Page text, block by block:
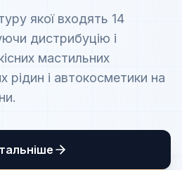
якої входять 14
дистрибуцію і
мастильних
рідин і автокосметики на